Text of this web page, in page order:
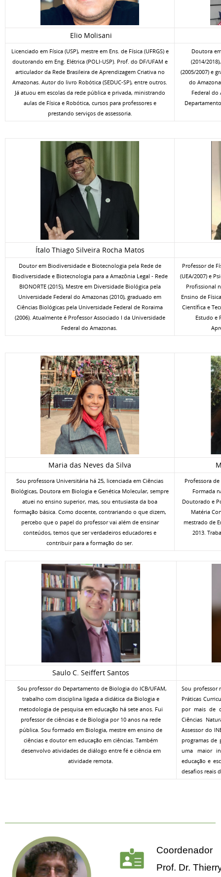
Elio Molisani
Licenciado em Física (USP), mestre em Ens. de Física (UFRGS) e
doutorando em Eng. Elétrica (POLI-USP). Prof. do DF/UFAM e
articulador da Rede Brasileira de Aprendizagem Criativa no
Amazonas. Autor do livro Robótica (SEDUC-SP), entre outros.
Já atuou em escolas da rede pública e privada, ministrando
aulas de Física e Robótica, cursos para professores e
prestando serviços de assessoria.
Doutora
(2014/
(2005/2007) e
do
Federal do
Ítalo Thiago Silveira Rocha Matos
Doutor em Biodiversidade e Biotecnologia pela Rede de
Biodiversidade e Biotecnologia para a Amazônia Legal - Rede
BIONORTE (2015), Mestre em Diversidade Biológica pela
Universidade Federal do Amazonas (2010), graduado em
Ciências Biológicas pela Universidade Federal de Roraima
(2006). Atualmente é Professor Associado I da Universidade
Federal do Amazonas.
Professor de
(UEA/2007) e
Profissional
Ensino de
Científica e
Estudo e
Maria das Neves da Silva
Sou professora Universitária há 25, licenciada em Ciências
Biológicas, Doutora em Biologia e Genética Molecular, sempre
atuei no ensino superior, mas, sou entusiasta da boa
formação básica. Como docente, contrariando o que dizem,
percebo que o papel do professor vai além de ensinar
conteúdos, temos que ser verdadeiros educadores e
contribuir para a formação do ser.
Professora
Formada
Doutorado e
Matéria
mestrado de
2013.
Saulo C. Seiffert Santos
Sou professor do Departamento de Biologia do ICB/UFAM,
trabalho com disciplina ligada a didática da Biologia e
metodologia de pesquisa em educação há sete anos. Fui
professor de ciências e de Biologia por 10 anos na rede
pública. Sou formado em Biologia, mestre em ensino de
ciências e doutor em educação em ciências. Também
desenvolvo atividades de diálogo entre fé e ciência em
atividade remota.
Sou professor
Práticas
por mais de
Ciências
Assessor do
programas de
uma maior
educação e
desafios reais
Coordenador
Prof. Dr.